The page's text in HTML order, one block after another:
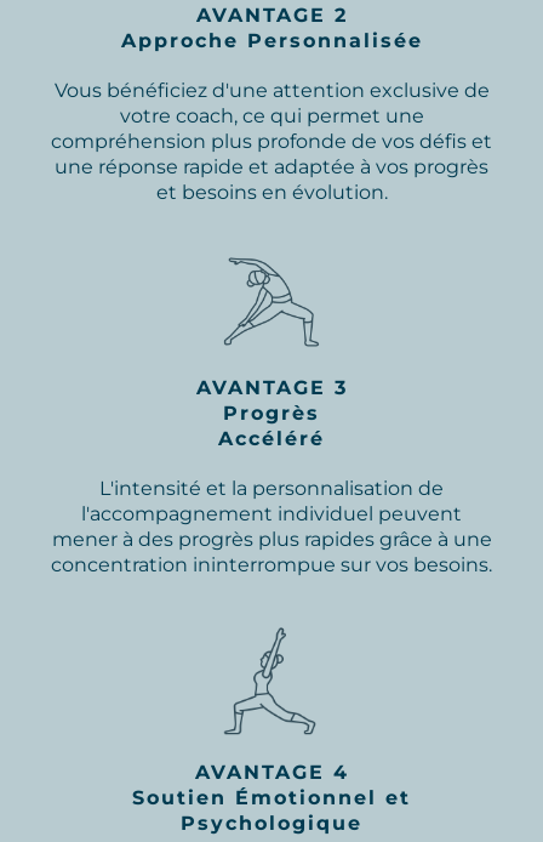
AVANTAGE 2
Approche Personnalisée
Vous bénéficiez d'une attention exclusive de
votre coach, ce qui permet une
compréhension plus profonde de vos défis et
une réponse rapide et adaptée à vos progrès
et besoins en évolution.
AVANTAGE 3
Progrès
Accéléré
L'intensité et la personnalisation de
l'accompagnement individuel peuvent
mener à des progrès plus rapides grâce à une
concentration ininterrompue sur vos besoins.
AVANTAGE 4
Soutien Émotionnel et
Psychologique